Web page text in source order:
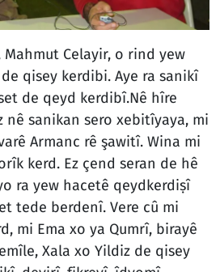
Mahmut Celayir, o rind yew
qisey kerdibi. Aye ra sanikî
de qeyd kerdibî.Nê hîre
nê sanikan sero xebitîyaya, mi
Armanc rê şawitî. Wina mi
kerd. Ez çend seran de hê
ra yew hacetê qeydkerdiṣî
tede berdenî. Vere cû mi
mi Ema xo ya Qumrî, birayê
Xala xo Yildiz de qisey